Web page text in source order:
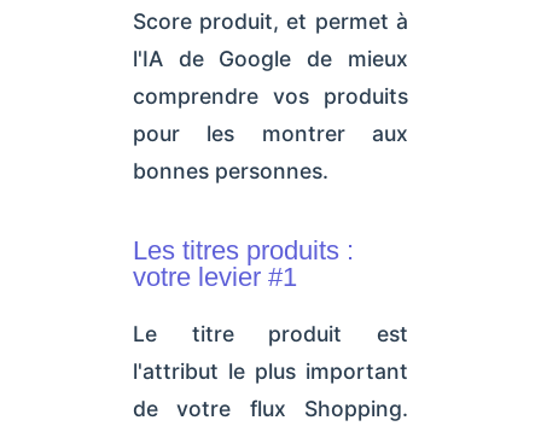
Score produit, et permet à
l'IA de Google de mieux
comprendre vos produits
pour les montrer aux
bonnes personnes.
Les titres produits :
votre levier #1
Le titre produit est
l'attribut le plus important
de votre flux Shopping.